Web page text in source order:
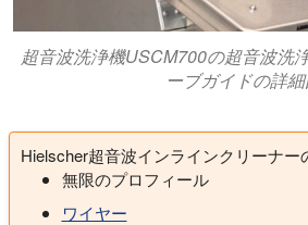
超音波洗浄機USCM700の超音波洗
ーブガイドの詳
Hielscher超音波インラインクリーナー
無限のプロフィール
ワイヤー